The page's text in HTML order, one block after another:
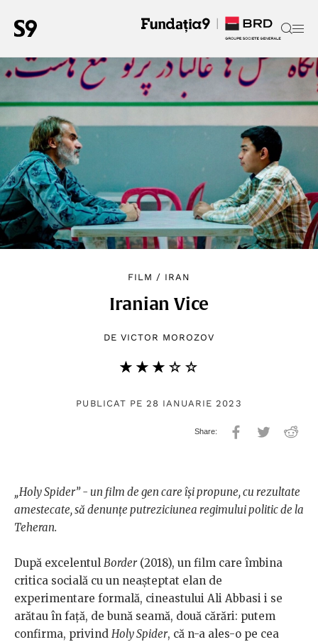
FILM / IRAN
Iranian Vice
DE VICTOR MOROZOV
★★★★★
☆☆☆☆☆
PUBLICAT PE 28 IANUARIE 2023
„Holy Spider” - un film de gen care își propune, cu rezultate
amestecate, să denunțe putreziciunea regimului politic de la
Teheran.
După excelentul Border(2018), un film care îmbina
critica socială cu un neașteptat elan de
experimentare formală, cineastului Ali Abbasi i se
arătau în față, de bună seamă, două cărări: putem
confirma, privind Holy Spider, că n-a ales-o pe cea